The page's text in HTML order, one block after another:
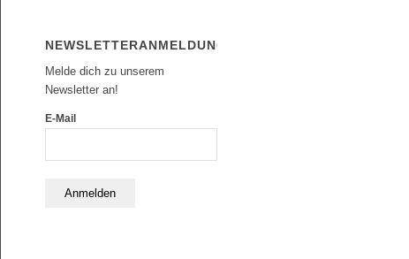
NEWSLETTERANMELDUNG
Melde dich zu unserem
Newsletter an!
E-Mail
Anmelden